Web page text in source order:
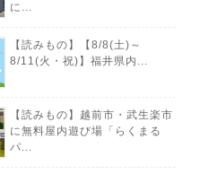
に...
【読みもの】【8/8(土)～
8/11(火・祝)】福井県内...
【読みもの】越前市・武生楽市
に無料屋内遊び場「らくまる
パ...